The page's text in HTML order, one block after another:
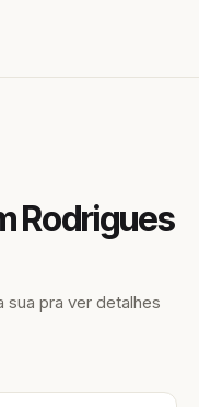
Rodrigues
sua pra ver detalhes